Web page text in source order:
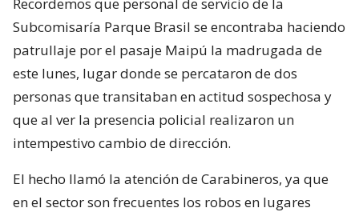
Subcomisaría Parque Brasil se encontraba haciendo
patrullaje por el pasaje Maipú la madrugada de
este lunes, lugar donde se percataron de dos
personas que transitaban en actitud sospechosa y
que al ver la presencia policial realizaron un
intempestivo cambio de dirección.
El hecho llamó la atención de Carabineros, ya que
en el sector son frecuentes los robos en lugares